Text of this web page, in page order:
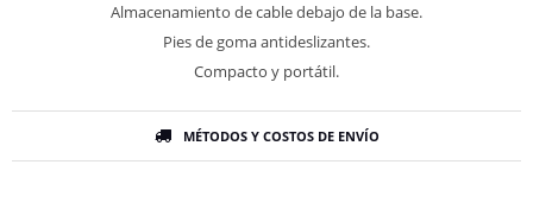
Almacenamiento de cable debajo de la base.
Pies de goma antideslizantes.
Compacto y portátil.
MÉTODOS Y COSTOS DE ENVÍO